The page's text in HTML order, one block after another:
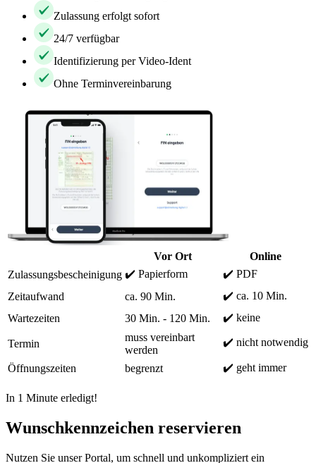
Zulassung erfolgt sofort
24/7 verfügbar
Identifizierung per Video-Ident
Ohne Terminvereinbarung
Vor Ort
Online
Zulassungsbescheinigung ✔️ Papierform
✔️ PDF
Zeitaufwand
ca. 90 Min.
✔️ ca. 10 Min.
Wartezeiten
30 Min. - 120 Min. ✔️ keine
Termin
muss vereinbart
werden
✔️ nicht notwendig
Öffnungszeiten begrenzt ✔️ geht immer
In 1 Minute erledigt!
Wunschkennzeichen reservieren
Nutzen Sie unser Portal, um schnell und unkompliziert ein